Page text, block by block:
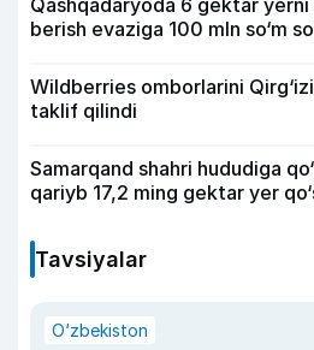
berish evaziga 100 mln so‘m
Wildberries omborlarini
taklif qilindi
Samarqand shahri hududiga
qariyb 17,2 ming gektar yer
Tavsiyalar
O‘zbekiston